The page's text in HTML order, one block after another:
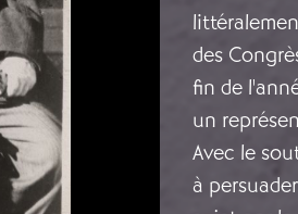
des
fin de
un
Avec le
à